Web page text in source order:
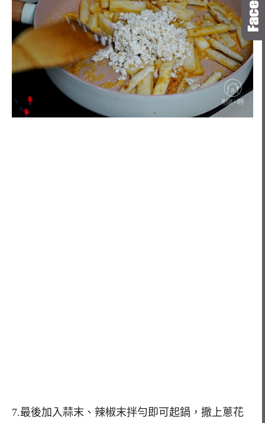
7.最後加入蒜末、辣椒末拌勻即可起鍋，撒上蔥花